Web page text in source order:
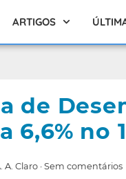
ARTIGOS
de
6,6% no
A. Claro Sem comentários